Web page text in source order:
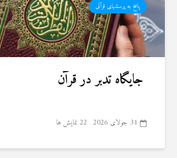
پاسخ به پرسشهای قرآنی
جایگاه تدبر در قرآن
31 جولای 2026 22 نمایش ها